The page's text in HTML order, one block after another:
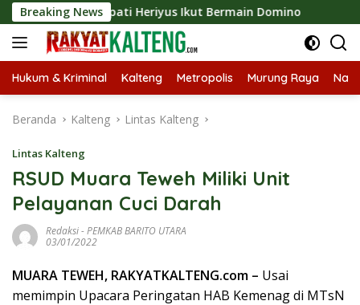
Langsung
ke
konten
Breaking News
Bupati Heriyus Ikut Bermain Domino Tekan
Hukum & Kriminal Kalteng Metropolis Murung Raya
Beranda Kalteng Lintas Kalteng
Lintas Kalteng
RSUD Muara Teweh Miliki Unit
Pelayanan Cuci Darah
Redaksi-PEMKAB BARITO UTARA
03/01/2022
MUARA TEWEH, RAKYATKALTENG.com – Usai
memimpin Upacara Peringatan HAB Kemenag di MTsN